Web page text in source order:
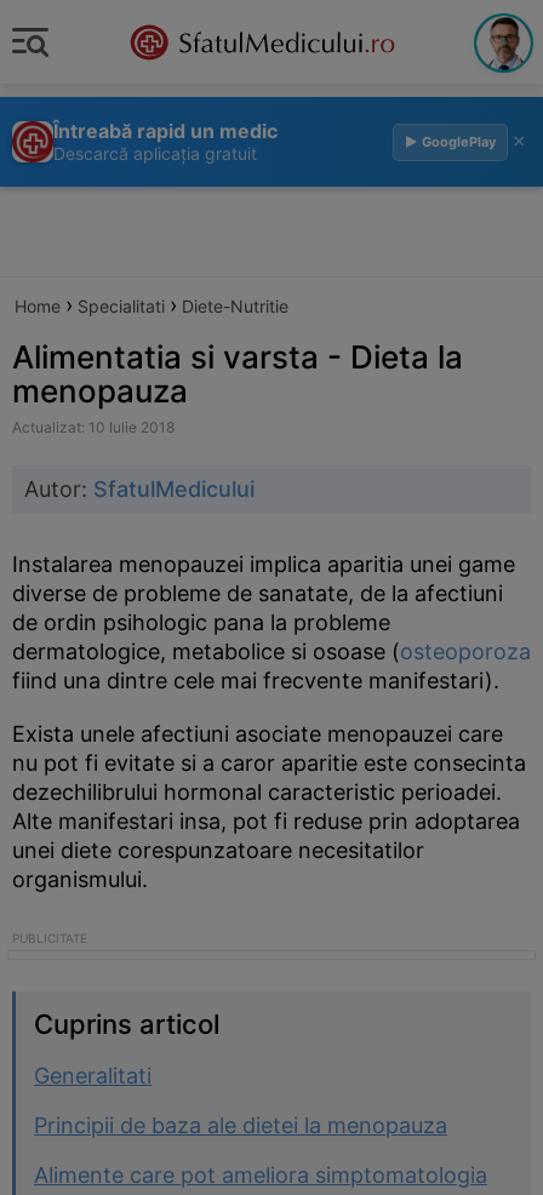
Întreabă rapid un medic
Descarcă aplicația gratuit
▶ GooglePlay ×
Home › Specialitati › Diete-Nutritie
Alimentatia si varsta - Dieta la
menopauza
Actualizat: 10 Iulie 2018
Autor: SfatulMedicului
Instalarea menopauzei implica aparitia unei game
diverse de probleme de sanatate, de la afectiuni
de ordin psihologic pana la probleme
dermatologice, metabolice si osoase (osteoporoza
fiind una dintre cele mai frecvente manifestari).
Exista unele afectiuni asociate menopauzei care
nu pot fi evitate si a caror aparitie este consecinta
dezechilibrului hormonal caracteristic perioadei.
Alte manifestari insa, pot fi reduse prin adoptarea
unei diete corespunzatoare necesitatilor
organismului.
Cuprins articol
Generalitati
Principii de baza ale dietei la menopauza
Alimente care pot ameliora simptomatologia